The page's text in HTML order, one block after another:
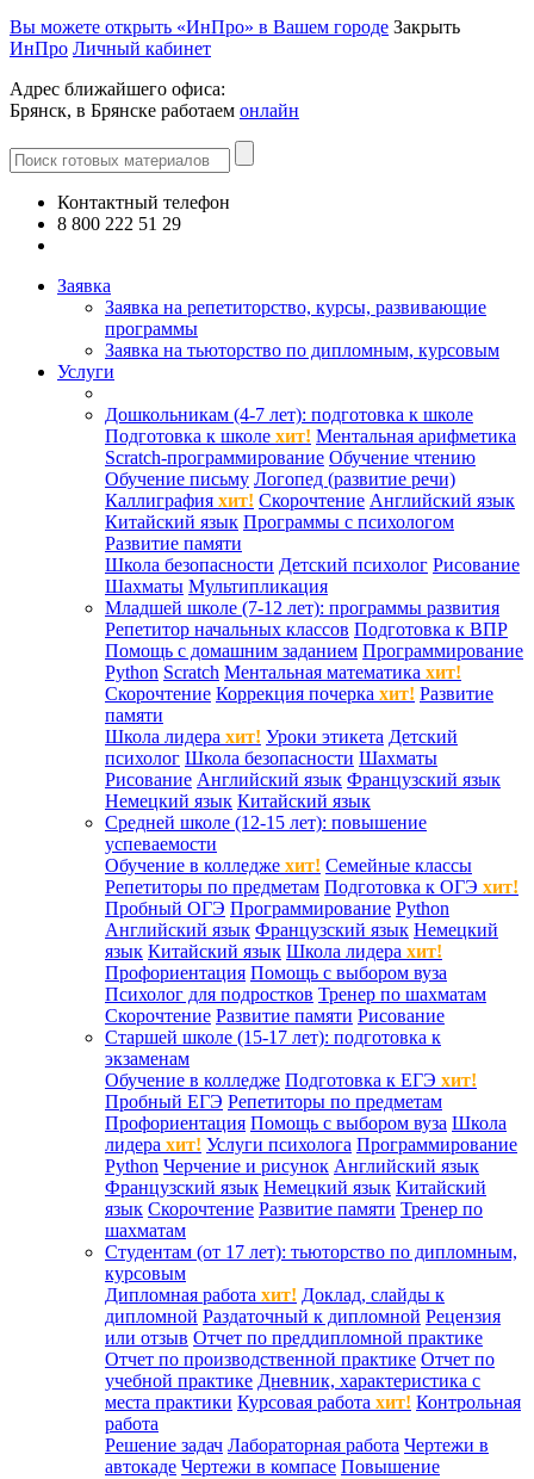
Вы можете открыть «ИнПро» в Вашем городе Закрыть
ИнПро Личный кабинет
Адрес ближайшего офиса:
Брянск, в Брянске работаем онлайн
Контактный телефон
8 800 222 51 29
Заявка
Заявка на репетиторство, курсы, развивающие
программы
Заявка на тьюторство по дипломным, курсовым
Услуги
Дошкольникам (4-7 лет): подготовка к школе
Подготовка к школе хит! Ментальная арифметика
Scratch-программирование Обучение чтению
Обучение письму Логопед (развитие речи)
Каллиграфия хит! Скорочтение Английский язык
Китайский язык Программы с психологом
Развитие памяти
Школа безопасности Детский психолог Рисование
Шахматы Мультипликация
Младшей школе (7-12 лет): программы развития
Репетитор начальных классов Подготовка к ВПР
Помощь с домашним заданием Программирование
Python Scratch Ментальная математика хит!
Скорочтение Коррекция почерка хит! Развитие
памяти
Школа лидера хит! Уроки этикета Детский
психолог Школа безопасности Шахматы
Рисование Английский язык Французский язык
Немецкий язык Китайский язык
Средней школе (12-15 лет): повышение
успеваемости
Обучение в колледже хит! Семейные классы
Репетиторы по предметам Подготовка к ОГЭ хит!
Пробный ОГЭ Программирование Python
Английский язык Французский язык Немецкий
язык Китайский язык Школа лидера хит!
Профориентация Помощь с выбором вуза
Психолог для подростков Тренер по шахматам
Скорочтение Развитие памяти Рисование
Старшей школе (15-17 лет): подготовка к
экзаменам
Обучение в колледже Подготовка к ЕГЭ хит!
Пробный ЕГЭ Репетиторы по предметам
Профориентация Помощь с выбором вуза Школа
лидера хит! Услуги психолога Программирование
Python Черчение и рисунок Английский язык
Французский язык Немецкий язык Китайский
язык Скорочтение Развитие памяти Тренер по
шахматам
Студентам (от 17 лет): тьюторство по дипломным,
курсовым
Дипломная работа хит! Доклад, слайды к
дипломной Раздаточный к дипломной Рецензия
или отзыв Отчет по преддипломной практике
Отчет по производственной практике Отчет по
учебной практике Дневник, характеристика с
места практики Курсовая работа хит! Контрольная
работа
Решение задач Лабораторная работа Чертежи в
автокаде Чертежи в компасе Повышение